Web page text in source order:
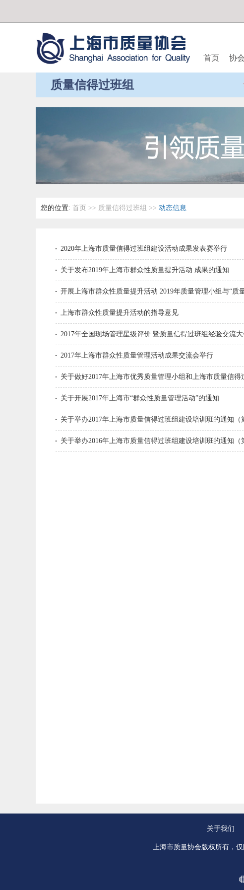
首页 协
质量信得过班组
您的位置: 首页 >> 质量信得过班组 >> 动态信息
2020年上海市质量信得过班组建设活动成果发表赛举行
关于发布2019年上海市群众性质量提升活动 成果的通知
开展上海市群众性质量提升活动 2019年质量管理小组与“质
上海市群众性质量提升活动的指导意见
2017年全国现场管理星级评价 暨质量信得过班组经验交流
2017年上海市群众性质量管理活动成果交流会举行
关于做好2017年上海市优秀质量管理小组和上海市质量信得
关于开展2017年上海市“群众性质量管理活动”的通知
关于举办2017年上海市质量信得过班组建设培训班的通知（
关于举办2016年上海市质量信得过班组建设培训班的通知（
关于我们
上海市质量协会版权所有，